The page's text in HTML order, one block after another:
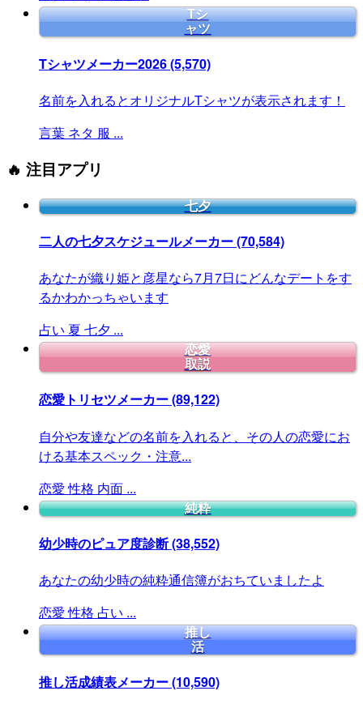
Tシ
ャツ
Tシャツメーカー2026(5,570)
名前を入れるとオリジナルTシャツが表示されます！
言葉 ネタ 服 ...
🔥 注目アプリ
七夕
二人の七夕スケジュールメーカー(70,584)
あなたが織り姫と彦星なら7月7日にどんなデートをす
るかわかっちゃいます
占い 夏 七夕 ...
恋愛
取説
恋愛トリセツメーカー(89,122)
自分や友達などの名前を入れると、その人の恋愛にお
ける基本スペック・注意...
恋愛 性格 内面 ...
純粋
幼少時のピュア度診断(38,552)
あなたの幼少時の純粋通信簿がおちていましたよ
恋愛 性格 占い ...
推し
活
推し活成績表メーカー(10,590)